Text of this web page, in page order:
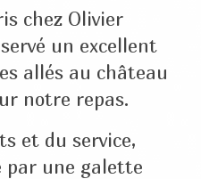
chez Olivier
un excellent
allés au château
notre repas.
et du service,
par une galette